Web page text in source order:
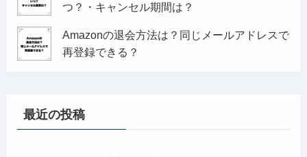
つ？・キャンセル期間は？
Amazonの退会方法は？同じメールアドレスで
再登録できる？
最近の投稿